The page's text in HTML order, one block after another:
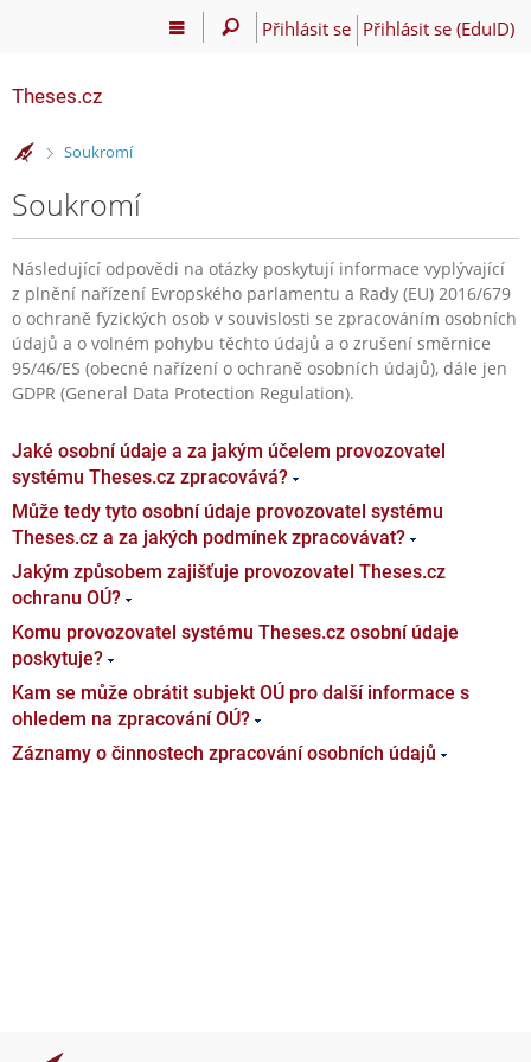
Přihlásit se Přihlásit se (EduID)
Theses.cz
>
Soukromí
Soukromí
Následující odpovědi na otázky poskytují informace vyplývající
z plnění nařízení Evropského parlamentu a Rady (EU) 2016/679
o ochraně fyzických osob v souvislosti se zpracováním osobních
údajů a o volném pohybu těchto údajů a o zrušení směrnice
95/46/ES (obecné nařízení o ochraně osobních údajů), dále jen
GDPR (General Data Protection Regulation).
Jaké osobní údaje a za jakým účelem provozovatel
systému Theses.cz zpracovává?
Může tedy tyto osobní údaje provozovatel systému
Theses.cz a za jakých podmínek zpracovávat?
Jakým způsobem zajišťuje provozovatel Theses.cz
ochranu OÚ?
Komu provozovatel systému Theses.cz osobní údaje
poskytuje?
Kam se může obrátit subjekt OÚ pro další informace s
ohledem na zpracování OÚ?
Záznamy o činnostech zpracování osobních údajů